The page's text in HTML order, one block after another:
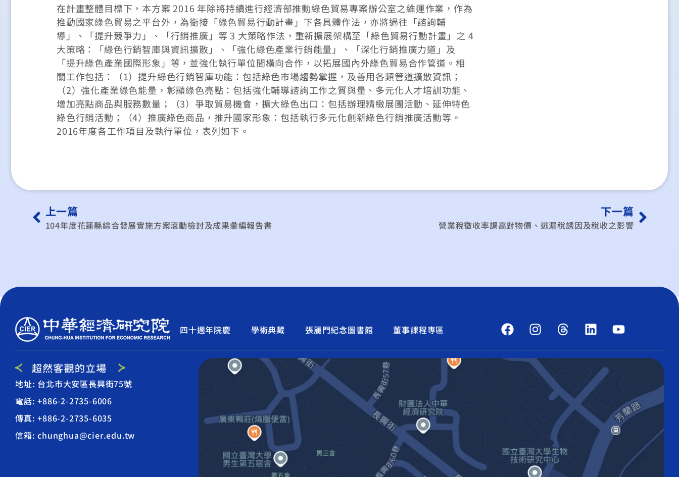
在計畫整體目標下，本方案 2016 年除將持續進行經濟部推動綠色貿易專案辦公室之維運作業，作為
推動國家綠色貿易之平台外，為銜接「綠色貿易行動計畫」下各具體作法，亦將過往「諮詢輔
導」、「提升競爭力」、「行銷推廣」等 3 大策略作法，重新擴展架構至「綠色貿易行動計畫」之 4
大策略：「綠色行銷智庫與資訊擴散」、「強化綠色產業行銷能量」、「深化行銷推廣力道」及
「提升綠色產業國際形象」等，並強化執行單位間橫向合作，以拓展國內外綠色貿易合作管道。相
關工作包括：（1）提升綠色行銷智庫功能：包括綠色市場趨勢掌握，及善用各類管道擴散資訊；
（2）強化產業綠色能量，彰顯綠色亮點：包括強化輔導諮詢工作之質與量、多元化人才培訓功能、
增加亮點商品與服務數量；（3）爭取貿易機會，擴大綠色出口：包括辦理精緻展團活動、延伸特色
綠色行銷活動；（4）推廣綠色商品，推升國家形象：包括執行多元化創新綠色行銷推廣活動等。
2016年度各工作項目及執行單位，表列如下。
上一篇
104年度花蓮縣綜合發展實施方案滾動檢討及成果彙編報告書
下一篇
營業稅徵收率調高對物價、逃漏稅誘因及稅收之影響
四十週年院慶 學術典藏 張麗門紀念圖書館 董事課程專區
地址: 台北市大安區長興街75號
電話: +886-2-2735-6006
傳真: +886-2-2735-6035
信箱: chunghua@cier.edu.tw